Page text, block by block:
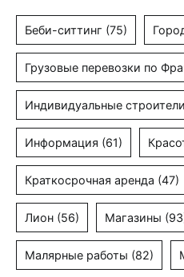
Беби-ситтинг (75)
Грузовые перевозки по
Индивидуальные
Информация (61)
Краткосрочная аренда (47)
Лион (56) Магазины
Малярные работы (82)